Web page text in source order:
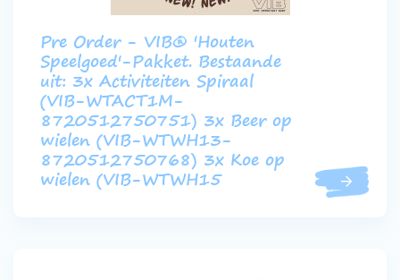
Pre Order - VIB® 'Houten
Speelgoed'-Pakket. Bestaande
uit: 3x Activiteiten Spiraal
(VIB-WTACT1M-
8720512750751) 3x Beer op
wielen (VIB-WTWH13-
8720512750768) 3x Koe op
wielen (VIB-WTWH15